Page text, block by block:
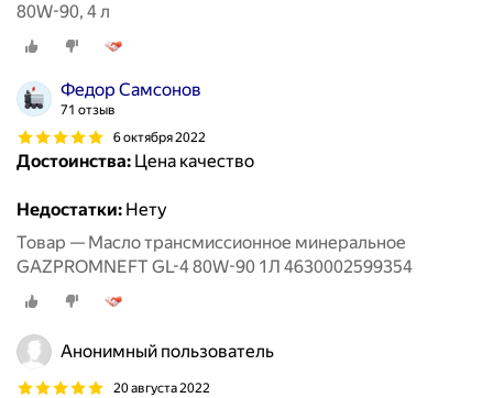
80W-90, 4 л
Федор Самсонов
71 отзыв
6 октября 2022
Достоинства: Цена качество
Недостатки: Нету
Товар — Масло трансмиссионное минеральное
GAZPROMNEFT GL-4 80W-90 1Л 4630002599354
Анонимный пользователь
20 августа 2022